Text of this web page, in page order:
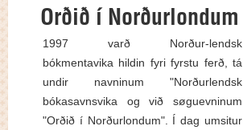
Orðið í Norðurlondum
1997 varð Norður-lendsk
bókmentavika hildin fyri fyrstu ferð, tá
undir navninum "Norðurlendsk
bókasavnsvika og við søguevninum
"Orðið í Norðurlondum". Í dag umsitur